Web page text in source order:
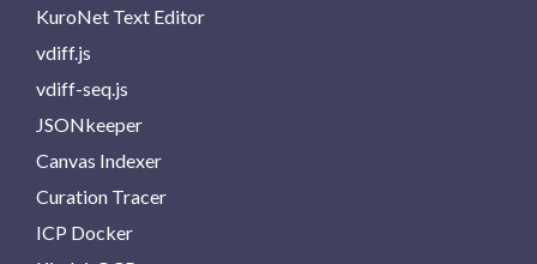
KuroNet Text Editor
vdiff.js
vdiff-seq.js
JSONkeeper
Canvas Indexer
Curation Tracer
ICP Docker